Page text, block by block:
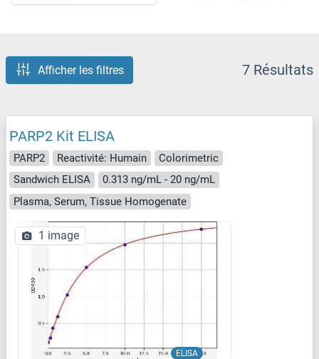
Afficher les filtres 7 Résultats
PARP2 Kit ELISA
PARP2 Reactivité: Humain
Colorimetric
Sandwich ELISA
0.313 ng/mL - 20 ng/mL
Plasma, Serum, Tissue Homogenate
ELISA
1 image